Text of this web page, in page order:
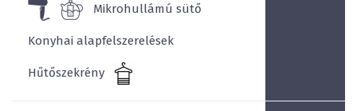
Gold és Silver szobáink közül mindenki kiválaszthatja a
neki legmegfelelőbb elhelyezési megoldást!
Mikrohullámú sütő
Konyhai alapfelszerelések
Hűtőszekrény